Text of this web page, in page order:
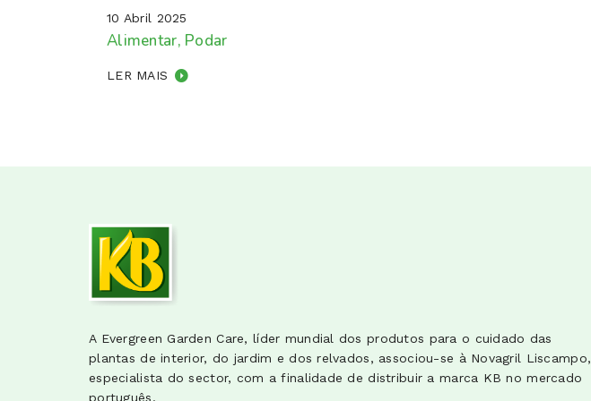
10 Abril 2025
Alimentar, Podar
LER MAIS
A Evergreen Garden Care, líder mundial dos produtos para o cuidado das
plantas de interior, do jardim e dos relvados, associou-se à Novagril Liscampo,
especialista do sector, com a finalidade de distribuir a marca KB no mercado
português.